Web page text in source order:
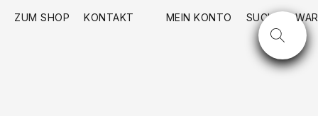
ZUM SHOP KONTAKT MEIN KONTO SUCHE